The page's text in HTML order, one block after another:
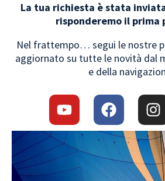
La tua richiesta è stata
risponderemo il prima
Nel frattempo… segui le nostre
aggiornato su tutte le novità dal
e della